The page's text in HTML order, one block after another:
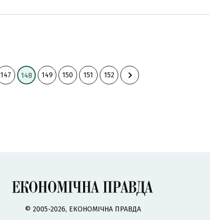
147 148 149 150 151 152
© 2005-2026, ЕКОНОМІЧНА ПРАВДА